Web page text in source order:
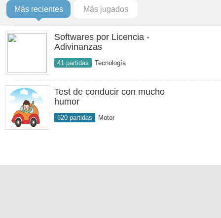
Más recientes Más jugados
Softwares por Licencia -
Adivinanzas
41 partidas Tecnología
Test de conducir con mucho
humor
620 partidas Motor